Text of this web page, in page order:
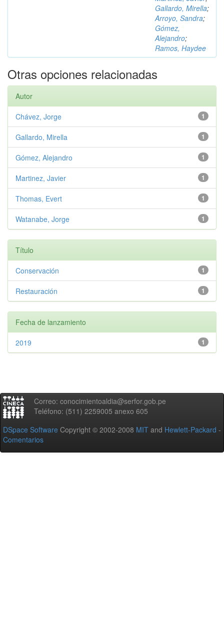
Gallardo, Mirella;
Arroyo, Sandra;
Gómez,
Alejandro;
Ramos, Haydee
Otras opciones relacionadas
Autor
1
Chávez, Jorge
1
Gallardo, Mirella
1
Gómez, Alejandro
1
Martinez, Javier
1
Thomas, Evert
1
Watanabe, Jorge
Título
1
Conservación
1
Restauración
Fecha de lanzamiento
1
2019
Correo: conocimientoaldia@serfor.gob.pe
Teléfono: (511) 2259005 anexo 605
DSpace Software Copyright © 2002-2008 MIT and Hewlett-Packard -
Comentarios